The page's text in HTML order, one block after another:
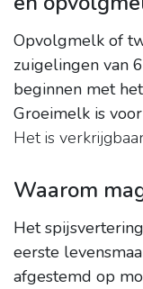
Opvolgmelk of
zuigelingen van
beginnen met
Groeimelk is
Het is
Waarom
Het
eerste
afgestemd op